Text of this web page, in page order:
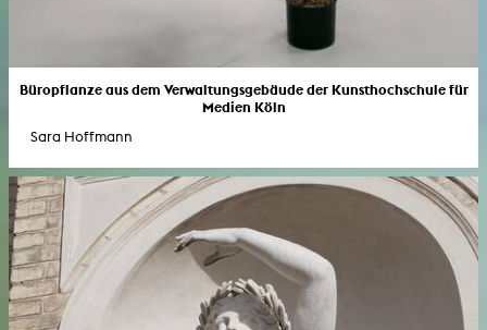
Büropflanze aus dem Verwaltungsgebäude der Kunsthochschule für
Medien Köln
Sara Hoffmann